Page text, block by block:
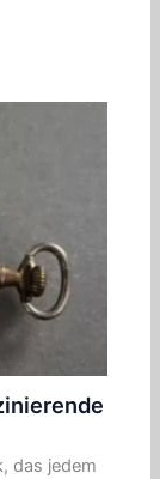
das jedem